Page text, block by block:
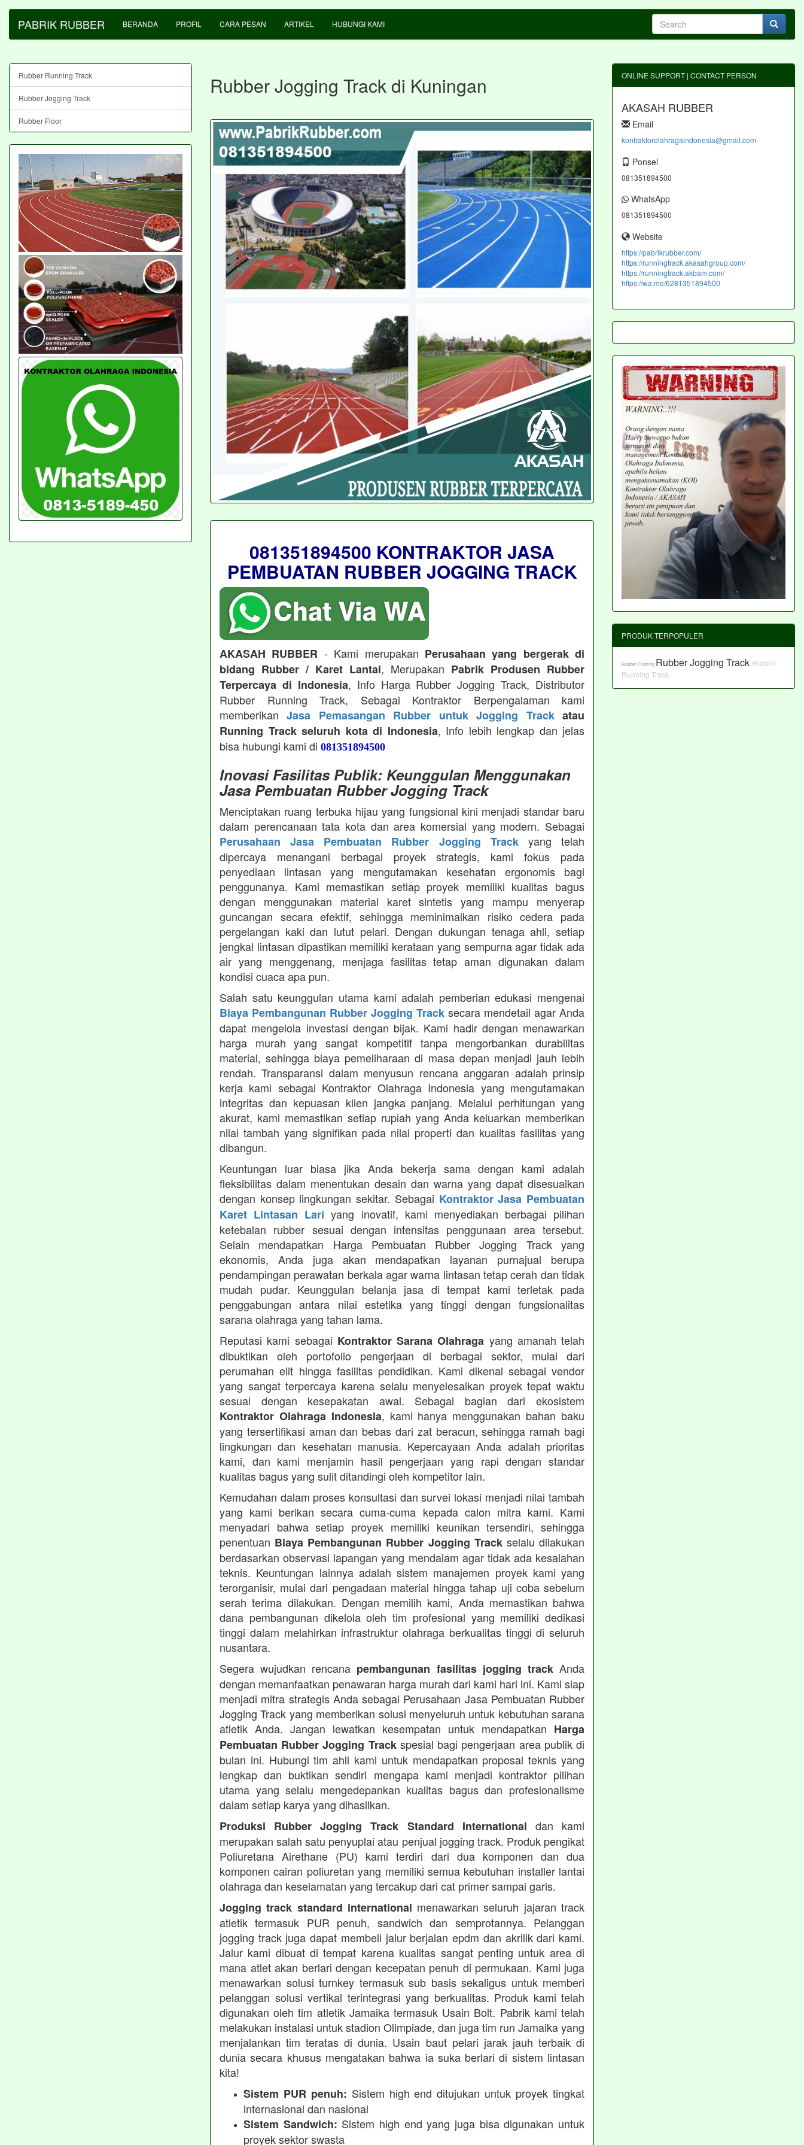
PABRIK RUBBER BERANDA PROFIL CARA PESAN ARTIKEL HUBUNGI KAMI
Rubber Jogging Track di Kuningan
081351894500 KONTRAKTOR JASA
PEMBUATAN RUBBER JOGGING TRACK
AKASAH RUBBER - Kami merupakan Perusahaan yang bergerak di
bidang Rubber / Karet Lantai, Merupakan Pabrik Produsen Rubber
Terpercaya di Indonesia, Info Harga Rubber Jogging Track, Distributor
Rubber Running Track, Sebagai Kontraktor Berpengalaman kami
memberikanJasa Pemasangan Rubber untuk Jogging Trackatau
Running Track seluruh kota di Indonesia, Info lebih lengkap dan jelas
bisa hubungi kami di 081351894500
Inovasi Fasilitas Publik: Keunggulan Menggunakan
Jasa Pembuatan Rubber Jogging Track
Menciptakan ruang terbuka hijau yang fungsional kini menjadi standar baru
dalam perencanaan tata kota dan area komersial yang modern. Sebagai
Perusahaan Jasa Pembuatan Rubber Jogging Trackyang telah
dipercaya menangani berbagai proyek strategis, kami fokus pada
penyediaan lintasan yang mengutamakan kesehatan ergonomis bagi
penggunanya. Kami memastikan setiap proyek memiliki kualitas bagus
dengan menggunakan material karet sintetis yang mampu menyerap
guncangan secara efektif, sehingga meminimalkan risiko cedera pada
pergelangan kaki dan lutut pelari. Dengan dukungan tenaga ahli, setiap
jengkal lintasan dipastikan memiliki kerataan yang sempurna agar tidak ada
air yang menggenang, menjaga fasilitas tetap aman digunakan dalam
kondisi cuaca apa pun.
Salah satu keunggulan utama kami adalah pemberian edukasi mengenai
Biaya Pembangunan Rubber Jogging Track secara mendetail agar Anda
dapat mengelola investasi dengan bijak. Kami hadir dengan menawarkan
harga murah yang sangat kompetitif tanpa mengorbankan durabilitas
material, sehingga biaya pemeliharaan di masa depan menjadi jauh lebih
rendah. Transparansi dalam menyusun rencana anggaran adalah prinsip
kerja kami sebagai Kontraktor Olahraga Indonesia yang mengutamakan
integritas dan kepuasan klien jangka panjang. Melalui perhitungan yang
akurat, kami memastikan setiap rupiah yang Anda keluarkan memberikan
nilai tambah yang signifikan pada nilai properti dan kualitas fasilitas yang
dibangun.
Keuntungan luar biasa jika Anda bekerja sama dengan kami adalah
fleksibilitas dalam menentukan desain dan warna yang dapat disesuaikan
dengan konsep lingkungan sekitar. Sebagai Kontraktor Jasa Pembuatan
Karet Lintasan Lari yang inovatif, kami menyediakan berbagai pilihan
ketebalan rubber sesuai dengan intensitas penggunaan area tersebut.
Selain mendapatkan Harga Pembuatan Rubber Jogging Track yang
ekonomis, Anda juga akan mendapatkan layanan purnajual berupa
pendampingan perawatan berkala agar warna lintasan tetap cerah dan tidak
mudah pudar. Keunggulan belanja jasa di tempat kami terletak pada
penggabungan antara nilai estetika yang tinggi dengan fungsionalitas
sarana olahraga yang tahan lama.
Reputasi kami sebagai Kontraktor Sarana Olahraga yang amanah telah
dibuktikan oleh portofolio pengerjaan di berbagai sektor, mulai dari
perumahan elit hingga fasilitas pendidikan. Kami dikenal sebagai vendor
yang sangat terpercaya karena selalu menyelesaikan proyek tepat waktu
sesuai dengan kesepakatan awal. Sebagai bagian dari ekosistem
Kontraktor Olahraga Indonesia, kami hanya menggunakan bahan baku
yang tersertifikasi aman dan bebas dari zat beracun, sehingga ramah bagi
lingkungan dan kesehatan manusia. Kepercayaan Anda adalah prioritas
kami, dan kami menjamin hasil pengerjaan yang rapi dengan standar
kualitas bagus yang sulit ditandingi oleh kompetitor lain.
Kemudahan dalam proses konsultasi dan survei lokasi menjadi nilai tambah
yang kami berikan secara cuma-cuma kepada calon mitra kami. Kami
menyadari bahwa setiap proyek memiliki keunikan tersendiri, sehingga
penentuan Biaya Pembangunan Rubber Jogging Trackselalu dilakukan
berdasarkan observasi lapangan yang mendalam agar tidak ada kesalahan
teknis. Keuntungan lainnya adalah sistem manajemen proyek kami yang
terorganisir, mulai dari pengadaan material hingga tahap uji coba sebelum
serah terima dilakukan. Dengan memilih kami, Anda memastikan bahwa
dana pembangunan dikelola oleh tim profesional yang memiliki dedikasi
tinggi dalam melahirkan infrastruktur olahraga berkualitas tinggi di seluruh
nusantara.
Segera wujudkan rencana pembangunan fasilitas jogging trackAnda
dengan memanfaatkan penawaran harga murah dari kami hari ini. Kami siap
menjadi mitra strategis Anda sebagai Perusahaan Jasa Pembuatan Rubber
Jogging Track yang memberikan solusi menyeluruh untuk kebutuhan sarana
atletik Anda. Jangan lewatkan kesempatan untuk mendapatkan Harga
Pembuatan Rubber Jogging Trackspesial bagi pengerjaan area publik di
bulan ini. Hubungi tim ahli kami untuk mendapatkan proposal teknis yang
lengkap dan buktikan sendiri mengapa kami menjadi kontraktor pilihan
utama yang selalu mengedepankan kualitas bagus dan profesionalisme
dalam setiap karya yang dihasilkan.
Produksi Rubber Jogging Track Standard International dan kami
merupakan salah satu penyuplai atau penjual jogging track. Produk pengikat
Poliuretana Airethane (PU) kami terdiri dari dua komponen dan dua
komponen cairan poliuretan yang memiliki semua kebutuhan installer lantai
olahraga dan keselamatan yang tercakup dari cat primer sampai garis.
Jogging track standard international menawarkan seluruh jajaran track
atletik termasuk PUR penuh, sandwich dan semprotannya. Pelanggan
jogging track juga dapat membeli jalur berjalan epdm dan akrilik dari kami.
Jalur kami dibuat di tempat karena kualitas sangat penting untuk area di
mana atlet akan berlari dengan kecepatan penuh di permukaan. Kami juga
menawarkan solusi turnkey termasuk sub basis sekaligus untuk memberi
pelanggan solusi vertikal terintegrasi yang berkualitas. Produk kami telah
digunakan oleh tim atletik Jamaika termasuk Usain Bolt. Pabrik kami telah
melakukan instalasi untuk stadion Olimpiade, dan juga tim run Jamaika yang
menjalankan tim teratas di dunia. Usain baut pelari jarak jauh terbaik di
dunia secara khusus mengatakan bahwa ia suka berlari di sistem lintasan
kita!
Sistem PUR penuh: Sistem high end ditujukan untuk proyek tingkat
internasional dan nasional
Sistem Sandwich: Sistem high end yang juga bisa digunakan untuk
proyek sektor swasta
Rubber Running Track
Rubber Jogging Track
Rubber Floor
ONLINE SUPPORT | CONTACT PERSON
AKASAH RUBBER
Email
kontraktorolahragaindonesia@gmail.com
Ponsel
081351894500
WhatsApp
081351894500
Website
https://pabrikrubber.com/
https://runningtrack.akasahgroup.com/
https://runningtrack.akbam.com/
https://wa.me/6281351894500
PRODUK TERPOPULER
Rubber Flooring Rubber Jogging Track Rubber
Running Track